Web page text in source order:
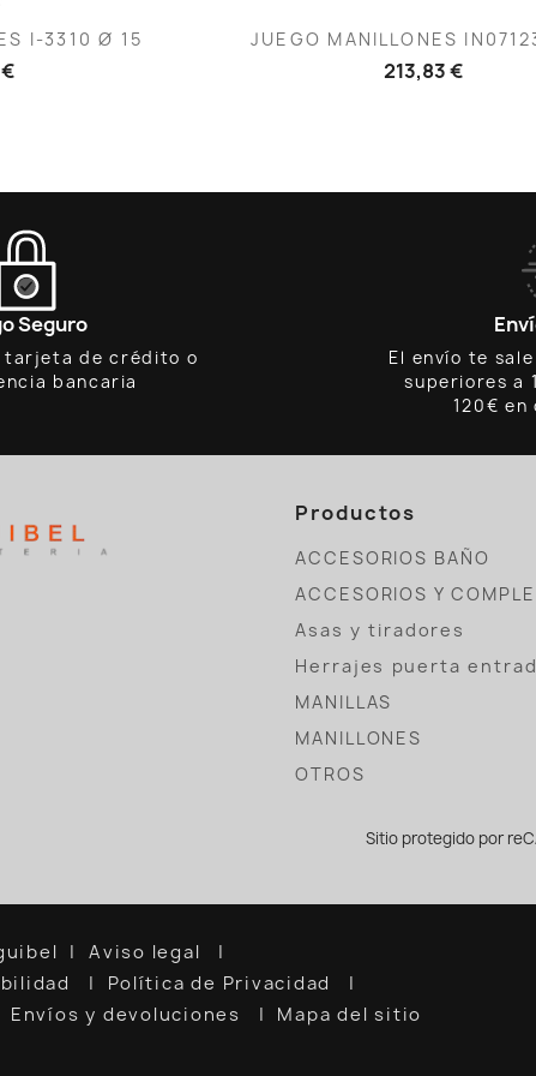
I-3310 Ø 15 Vista rápida
JUEGO MANILLONES
213,83 €
Seguro
tarjeta de crédito o
bancaria
El envío te
superiores a
120€
Productos
ACCESORIOS BAÑO
ACCESORIOS Y
Asas y tiradores
Herrajes puerta
MANILLAS
MANILLONES
OTROS
Sitio protegido por
Aviso legal
Política de Privacidad
Envíos y devoluciones Mapa del sitio